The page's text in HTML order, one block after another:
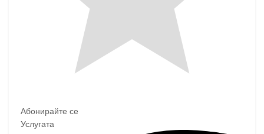
Абонирайте се
Услугата